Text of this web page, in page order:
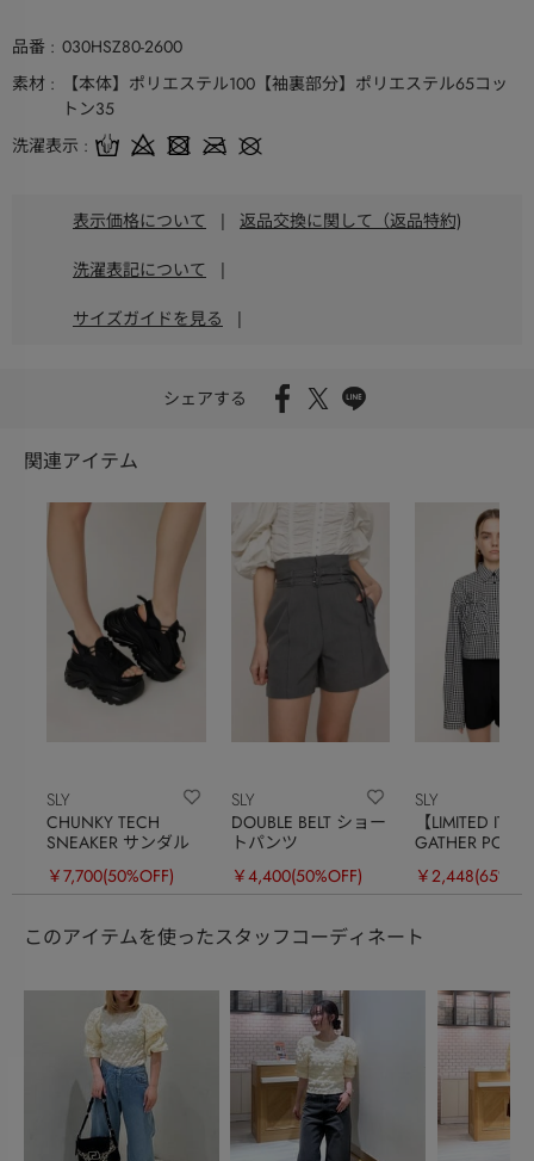
品番
030HSZ80-2600
素材
【本体】ポリエステル100【袖裏部分】ポリエステル65コッ
トン35
洗濯表示
表示価格について | 返品交換に関して（返品特約)
洗濯表記について |
サイズガイドを見る |
シェアする
関連アイテム
SLY
CHUNKY TECH
SNEAKER サンダル
￥7,700(50%OFF)
SLY
DOUBLE BELT ショー
トパンツ
￥4,400(50%OFF)
SLY
【LIMITED
GATHER
￥2,448
このアイテムを使ったスタッフコーディネート